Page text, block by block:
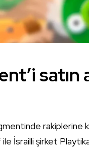
satın
rakiplerine
İsrailli şirket